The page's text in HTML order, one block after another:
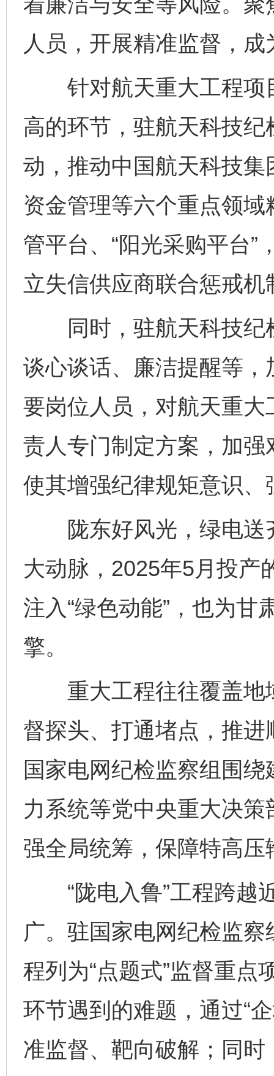
人员，开展精准监督，
针对航天重大工程项
高的环节，驻航天科技纪
动，推动中国航天科技
资金管理等六个重点领
管平台、“阳光采购平台
立失信供应商联合惩戒
同时，驻航天科技纪
谈心谈话、廉洁提醒等
要岗位人员，对航天重
责人专门制定方案，加
使其增强纪律规矩意识
陇东好风光，绿电送
大动脉，2025年5月投产
注入“绿色动能”，也为
擎。
重大工程往往覆盖地
督探头、打通堵点，推
国家电网纪检监察组围
力系统等党中央重大决
强全局统筹，保障特高
“陇电入鲁”工程跨越
广。驻国家电网纪检监
程列为“点题式”监督重点
环节遇到的难题，通过“
准监督、靶向破解；同